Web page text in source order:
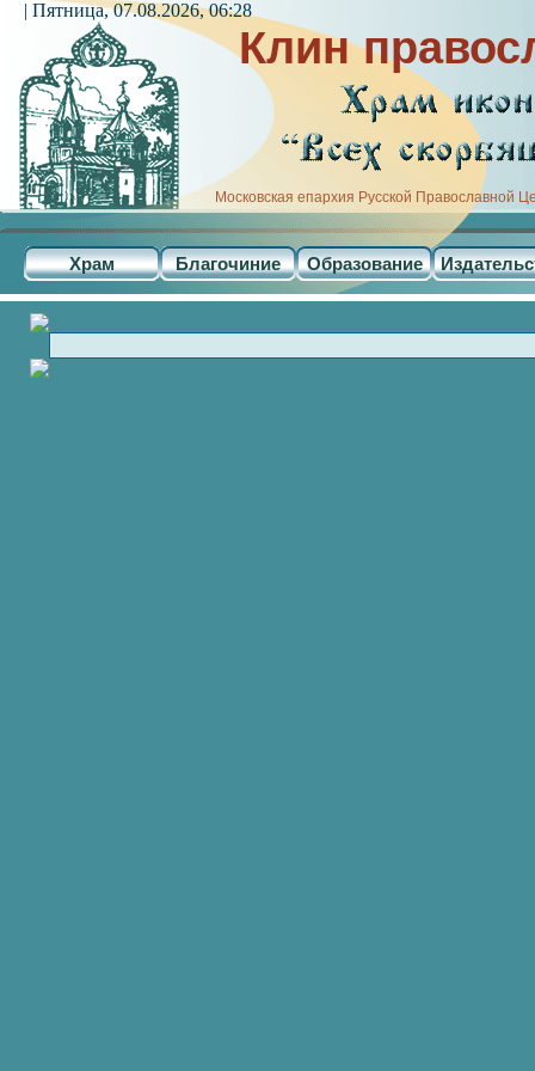
Клин
Московская епархия Русской Православной
Храм Благочиние Образование
| Пятница, 07.08.2026, 06:28